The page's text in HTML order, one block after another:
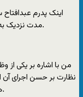
اينک پدرم
مدت نزديک به ٢ سال است که درزندان اوين به سر می برد.
من با اشاره بر يکی از
نظارت بر حسن اجرای
های غير قانونی زندانيان سياسی پايان بدهيد.